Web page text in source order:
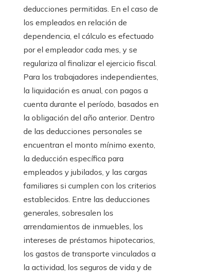
deducciones permitidas. En el caso de
los empleados en relación de
dependencia, el cálculo es efectuado
por el empleador cada mes, y se
regulariza al finalizar el ejercicio fiscal.
Para los trabajadores independientes,
la liquidación es anual, con pagos a
cuenta durante el período, basados en
la obligación del año anterior. Dentro
de las deducciones personales se
encuentran el monto mínimo exento,
la deducción específica para
empleados y jubilados, y las cargas
familiares si cumplen con los criterios
establecidos. Entre las deducciones
generales, sobresalen los
arrendamientos de inmuebles, los
intereses de préstamos hipotecarios,
los gastos de transporte vinculados a
la actividad, los seguros de vida y de